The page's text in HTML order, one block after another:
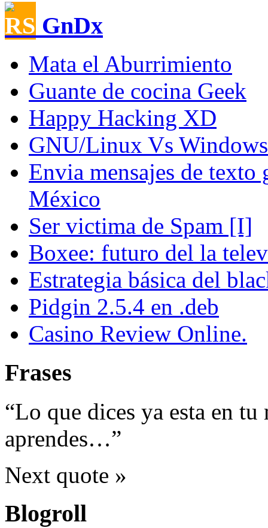
GnDx
Mata el Aburrimiento
Guante de cocina Geek
Happy Hacking XD
GNU/Linux Vs
Envia mensajes de
México
Ser victima de Spam [I]
Boxee: futuro del la
Estrategia básica del
Pidgin 2.5.4 en .deb
Casino Review Online.
Frases
Lo que dices ya esta en tu
aprendes…
Next quote »
Blogroll